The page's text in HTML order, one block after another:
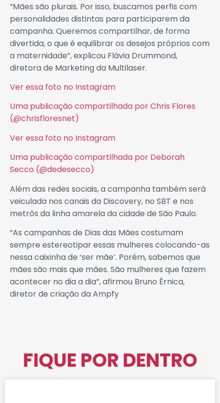
“Mães são plurais. Por isso, buscamos perfis com
personalidades distintas para participarem da
campanha. Queremos compartilhar, de forma
divertida, o que é equilibrar os desejos próprios com
a maternidade”, explicou Flávia Drummond,
diretora de Marketing da Multilaser.
Ver essa foto no Instagram
Uma publicação compartilhada por Chris Flores
(@chrisfloresnet)
Ver essa foto no Instagram
Uma publicação compartilhada por Deborah
Secco (@dedesecco)
Além das redes sociais, a campanha também será
veiculada nos canais da Discovery, no SBT e nos
metrôs da linha amarela da cidade de São Paulo.
“As campanhas de Dias das Mães costumam
sempre estereotipar essas mulheres colocando-as
nessa caixinha de ‘ser mãe’. Porém, sabemos que
mães são mais que mães. São mulheres que fazem
acontecer no dia a dia”, afirmou Bruno Érnica,
diretor de criação da Ampfy
FIQUE POR DENTRO